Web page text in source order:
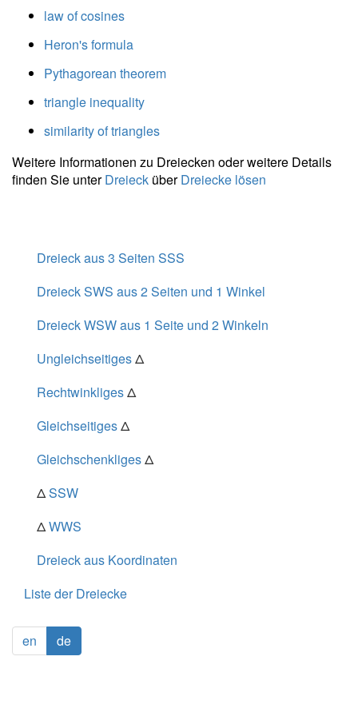
} =
7{,}228 \
\\ m_c =
\dfrac{
2a^2+2b^2
- c^2 } }{ 2
\dfrac{
\sqrt{ 2
- 9^2 } }{ 2
7{,}228
law of cosines
Heron's formula
Pythagorean theorem
triangle inequality
similarity of triangles
Weitere Informationen zu Dreiecken oder weitere Details
finden Sie unterDreieck überDreiecke lösen
Dreieck aus 3 Seiten SSS
Dreieck SWS aus 2 Seiten und 1 Winkel
Dreieck WSW aus 1 Seite und 2 Winkeln
UngleichseitigesΔ
RechtwinkligesΔ
GleichseitigesΔ
GleichschenkligesΔ
ΔSSW
ΔWWS
Dreieck aus Koordinaten
Liste der Dreiecke
en de